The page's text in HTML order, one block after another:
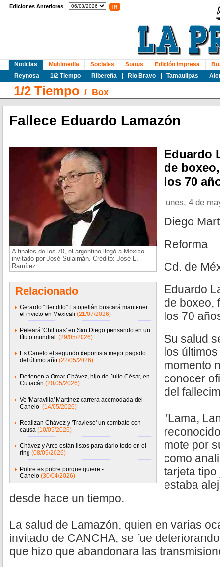
Ediciones Anteriores
Noticias
Reynosa
1/2 Tiempo Ribereña Rio Bravo Tamaulipas
Multimedia Sociales Status Edición Impresa
1/2 Tiempo / Box
Fallece Eduardo Lamazón
A finales de los 70, el argentino llegó a México
invitado por José Sulaimán. Crédito: José L.
Ramírez
Relacionado
Gerardo “Bendito” Estopellán buscará mantener
el invicto en Mexicali (21/07/2026)
Peleará 'Chihuas' en San Diego pensando en un
título mundial
(29/05/2026)
Es Canelo el segundo deportista mejor pagado
del último año (22/05/2026)
Detienen a Omar Chávez, hijo de Julio César, en
Culiacán (20/05/2026)
Ve 'Maravilla' Martínez carrera acomodada del
Canelo (14/05/2026)
Realizan Chávez y 'Travieso' un combate con
causa (10/05/2026)
Chávez y Arce están listos para darlo todo en el
ring (08/05/2026)
Pobre es pobre porque quiere.-
Canelo (30/04/2026)
Eduardo
de
los 70
lunes, 4 de
Diego
Reforma
Cd. de
Eduardo
de boxeo,
los 70
Su salud
los
momento
conocer
del
"Lama,
mote por
como
tarjeta
estaba
desde hace un tiempo.
La salud de Lamazón, quien en varias
invitado de CANCHA, se fue
que hizo que abandonara las